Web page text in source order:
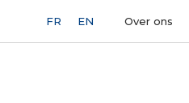
FR EN Over ons